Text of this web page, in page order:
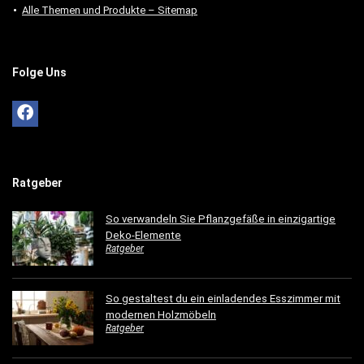
Alle Themen und Produkte – Sitemap
Folge Uns
Ratgeber
So verwandeln Sie Pflanzgefäße in einzigartige
Deko-Elemente
Ratgeber
So gestaltest du ein einladendes Esszimmer mit
modernen Holzmöbeln
Ratgeber